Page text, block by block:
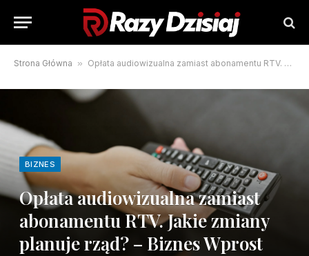
Strona Główna » Opłata audiowizualna zamiast abonamentu RTV. Jakie zmiany planuje rząd? – Biznes Wprost
BIZNES
Opłata audiowizualna zamiast
abonamentu RTV. Jakie zmiany
planuje rząd? – Biznes Wprost